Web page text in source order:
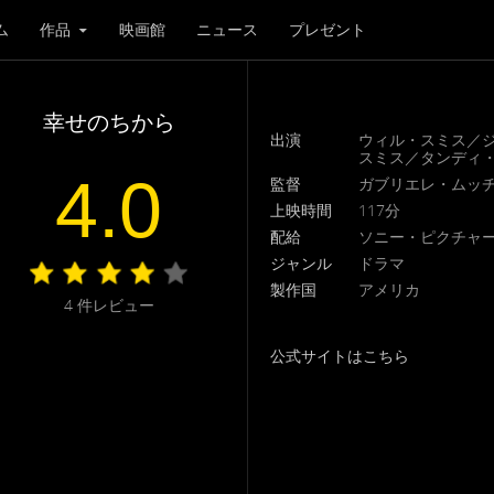
作品 映画館 ニュース プレゼント
幸せのちから
4.0
4件レビュー
出演
ウィル・スミス／
スミス／タンディ
監督
ガブリエレ・ムッ
上映時間
117分
配給
ソニー・ピクチャ
ジャンル
ドラマ
製作国
アメリカ
公式サイトはこちら